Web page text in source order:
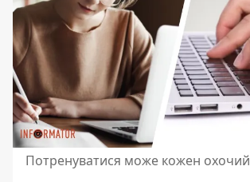
Потренуватися може кожен охочий